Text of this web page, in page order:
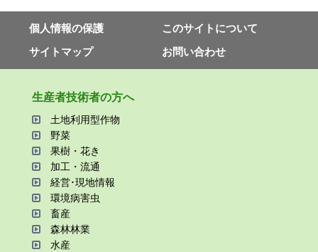
個⼈情報の保護
このサイトについて
サイトマップ
お問い合わせ
⽣産者技術者の⽅へ
⼟地利⽤型作物
野菜
果樹・花き
加⼯・流通
経営･現地情報
環境病害⾍
畜産
森林林業
⽔産